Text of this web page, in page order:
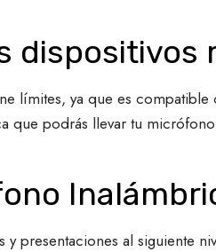
dispositivos
límites, ya que es
que podrás llevar tu
y presentaciones al siguiente